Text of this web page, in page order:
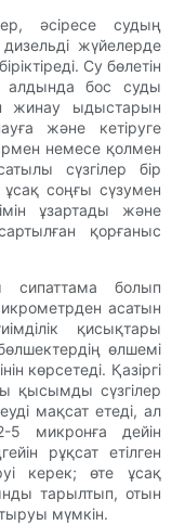
әсіресе судың
жүйелерде
Су бөлетін
алдында бос суды
жинау ыдыстарын
және кетіруге
немесе қолмен
сүзгілер бір
ұсақ соңғы сүзумен
ұзартады және
қорғаныс
сипаттама болып
асатын
қисықтары
өлшемі
көрсетеді. Қазіргі
қысымды сүзгілер
мақсат етеді, ал
5 микронға дейін
рұқсат етілген
керек; өте ұсақ
тарылтып, отын
мүмкін.